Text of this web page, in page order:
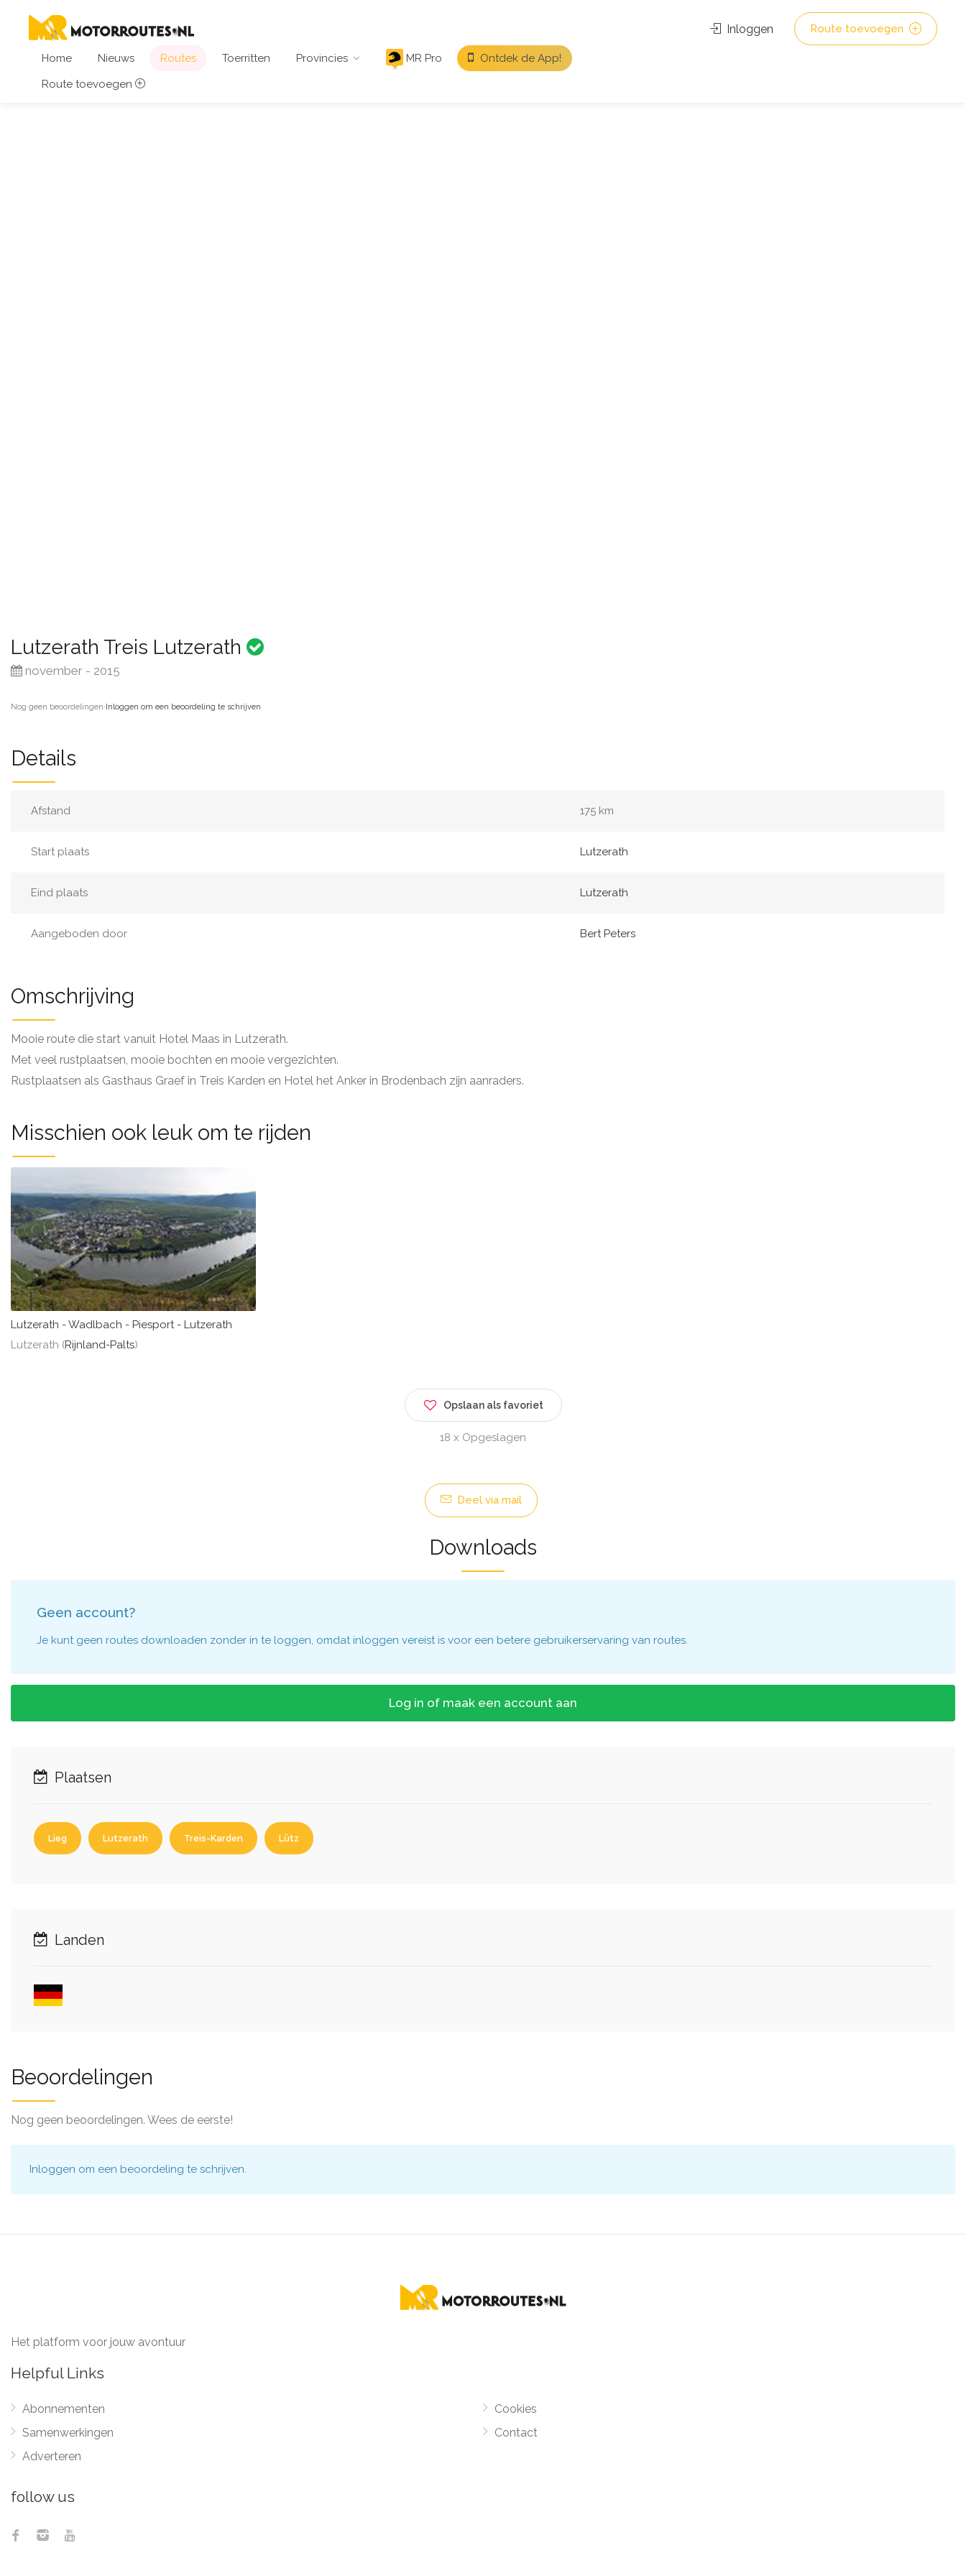
Home Nieuws Routes Toerritten Provincies MR Pro
Ontdek de App!
Route toevoegen
Inloggen Route toevoegen
Lutzerath Treis Lutzerath
november - 2015
Nog geen beoordelingen·Inloggen om een beoordeling te schrijven
Details
Afstand 175 km
Start plaats Lutzerath
Eind plaats Lutzerath
Aangeboden door Bert Peters
Omschrijving
Mooie route die start vanuit Hotel Maas in Lutzerath.
Met veel rustplaatsen, mooie bochten en mooie vergezichten.
Rustplaatsen als Gasthaus Graef in Treis Karden en Hotel het Anker in Brodenbach zijn aanraders.
Misschien ook leuk om te rijden
Lutzerath - Wadlbach - Piesport - Lutzerath
Lutzerath (Rijnland-Palts)
Opslaan als favoriet
18 x Opgeslagen
Deel via mail
Downloads
Geen account?
Je kunt geen routes downloaden zonder in te loggen, omdat inloggen vereist is voor een betere gebruikerservaring van routes.
Log in of maak een account aan
Plaatsen
Lieg Lutzerath Treis-Karden Lütz
Landen
Beoordelingen
Nog geen beoordelingen. Wees de eerste!
Inloggen om een beoordeling te schrijven.
Het platform voor jouw avontuur
Helpful Links
Abonnementen
Samenwerkingen
Adverteren
Cookies
Contact
follow us